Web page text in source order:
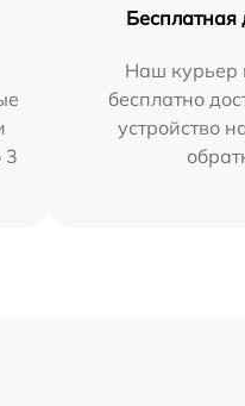
3
Бесплатная
Наш курьер
бесплатно
устройство